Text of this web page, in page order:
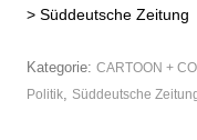
> Süddeutsche Zeitung
Kategorie: CARTOON +
Politik Süddeutsche